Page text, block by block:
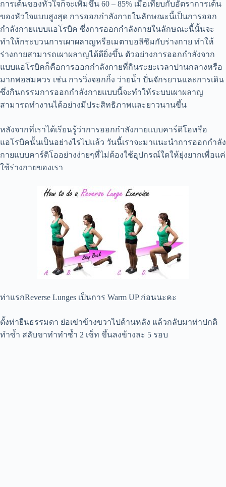
การเต้นของหัวใจก็จะเพิ่มขึ้น 60 – 85% เมื่อเทียบกับอัตราการเต้น
ของหัวใจแบบสูงสุด การออกกำลังกายในลักษณะนี้เป็นการออก
กำลังกายแบบแอโรบิค ซึ่งการออกกำลังกายในลักษณะนี้นั้นจะ
ทำให้กระบวนการเผาผลาญหรือเมตาบอลิซึมกับร่างกาย ทำให้
ร่างกายสามารถเผาผลาญได้ดียิ่งขึ้น ตัวอย่างการออกกำลังจาก
แบบแอโรบิคก็คือการออกกำลังกายที่กินระยะเวลาปานกลางหรือ
มากพอสมควร เช่น การวิ่งจอกกิ้ง ว่ายน้ำ ปั่นจักรยานและการเดิน
ซึ่งกินกรรมการออกกำลังกายแบบนี้จะทำให้ระบบเผาผลาญ
สามารถทำงานได้อย่างมีประสิทธิภาพและยาวนานขึ้น
หลังจากที่เราได้เรียนรู้ว่าการออกกำลังกายแบบคาร์ดิโอหรือ
แอโรบิคนั้นเป็นอย่างไรไปแล้ว วันนี้เราจะมาแนะนำการออกกำลัง
กายแบบคาร์ดิโออย่างง่ายๆที่ไม่ต้องใช้อุปกรณ์ใดให้ยุ่งยากเพื่อแค่
ใช้ร่างกายของเรา
ท่าแรกReverse Lunges เป็นการ Warm UP ก่อนนะคะ
ตั้งท่ายืนธรรมดา ย่อเข่าข้างขวาไปด้านหลัง แล้วกลับมาท่าปกติ
ทำซ้ำ สลับขาทำทำซ้ำ 2 เซ็ท ขึ้นลงข้างละ 5 รอบ